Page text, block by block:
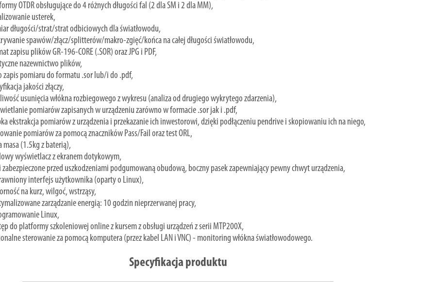
OTDR obsługujące do 4 różnych długości fal (2 dla SM i 2 dla MM),
usterek,
długości/strat/strat odbiciowych dla światłowodu,
spawów/złącz/splitterów/makro-zgięć/końca na całej długości światłowodu,
zapisu plików GR-196-CORE (.SOR) oraz JPG i PDF,
nazewnictwo plików,
zapis pomiaru do formatu .sor lub/i do .pdf,
jakości złączy,
usunięcia włókna rozbiegowego z wykresu (analiza od drugiego wykrytego zdarzenia),
pomiarów zapisanych w urządzeniu zarówno w formacie .sor jak i .pdf,
ekstrakcja pomiarów z urządzenia i przekazanie ich inwestorowi, dzięki podłączeniu pendrive i skopiowaniu ich na niego,
pomiarów za pomocą znaczników Pass/Fail oraz test ORL,
masa (1.5kg z baterią),
wyświetlacz z ekranem dotykowym,
zabezpieczone przed uszkodzeniami podgumowaną obudową, boczny pasek zapewniający pewny chwyt urządzenia,
interfejs użytkownika (oparty o Linux),
na kurz, wilgoć, wstrząsy,
zarządzanie energią: 10 godzin nieprzerwanej pracy,
Linux,
do platformy szkoleniowej online z kursem z obsługi urządzeń z serii MTP200X,
sterowanie za pomocą komputera (przez kabel LAN i VNC) - monitoring włókna światłowodowego.
Specyfikacja produktu